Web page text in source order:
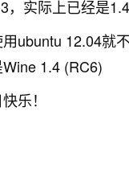
，实际上已经是
ubuntu 12.04就
1.4 (RC6)
乐！